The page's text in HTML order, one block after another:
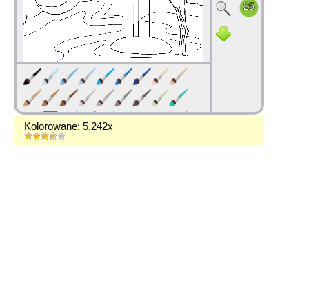
Kolorowane: 5,242x